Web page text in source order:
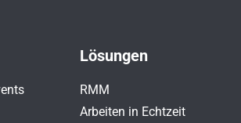
Lösungen
RMM
Arbeiten in Echtzeit